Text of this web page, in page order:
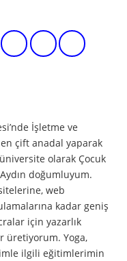
İşletme ve
çift anadal yaparak
olarak Çocuk
doğumluyum.
web
kadar geniş
için yazarlık
üretiyorum. Yoga,
ilgili eğitimlerimin